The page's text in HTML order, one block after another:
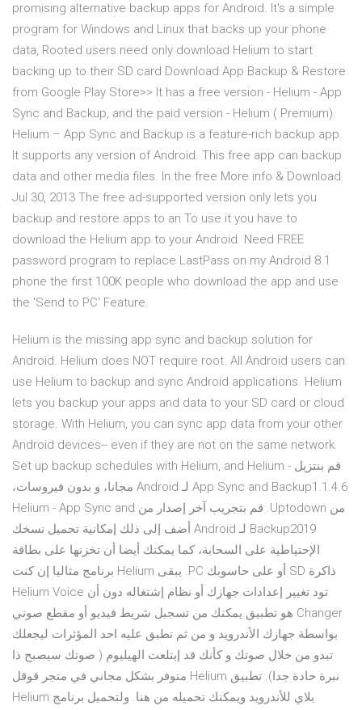
promising alternative backup apps for Android. It's a simple
program for Windows and Linux that backs up your phone
data, Rooted users need only download Helium to start
backing up to their SD card Download App Backup & Restore
from Google Play Store>> It has a free version - Helium - App
Sync and Backup, and the paid version - Helium ( Premium).
Helium – App Sync and Backup is a feature-rich backup app.
It supports any version of Android. This free app can backup
data and other media files. In the free More info & Download.
Jul 30, 2013 The free ad-supported version only lets you
backup and restore apps to an To use it you have to
download the Helium app to your Android Need FREE
password program to replace LastPass on my Android 8.1
phone the first 100K people who download the app and use
the 'Send to PC' Feature.
Helium is the missing app sync and backup solution for
Android. Helium does NOT require root. All Android users can
use Helium to backup and sync Android applications. Helium
lets you backup your apps and data to your SD card or cloud
storage. With Helium, you can sync app data from your other
Android devices-- even if they are not on the same network.
Set up backup schedules with Helium, and ‫قم بنتزيل Helium -
App Sync and Backup1.1.4.6 لـ Android مجانا، و بدون فيروسات،
من Uptodown. قم بتجريب آخر إصدار من Helium - App Sync and
Backup2019 لـ Android أضف إلى ذلك إمكانية تحميل نسخك
الإحتياطية على السحابة، كما يمكنك أيضا أن تخزنها على بطاقة
ذاكرة SD أو على حاسوبك PC. يبقى Helium برنامج مثاليا إن كنت
تود تغيير إعدادات جهازك أو نظام إشتغاله دون أن Helium Voice
Changer هو تطبيق يمكنك من تسجبل شريط فيديو أو مقطع صوتي
بواسطة جهازك الأندرويد و من ثم تطبق عليه احد المؤثرات ليجعلك
تبدو من خلال صوتك و كأنك قد إبتلعت الهيليوم ( صوتك سيصبح ذا
نبرة حادة جدا). تطبيق Helium متوفر بشكل مجاني في متجر قوقل
بلاي للأندرويد ويمكنك تحميله من هنا. ولتحميل برنامج Helium